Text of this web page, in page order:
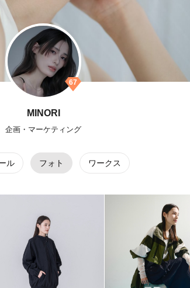
67
MINORI
企画・マーケティング
ル フォト ワークス